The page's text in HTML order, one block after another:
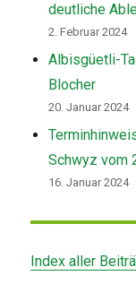
deutliche
2. Februar 2024
Albisgüetli-
Blocher
20. Januar 2024
Schwyz vom
16. Januar 2024
Index aller